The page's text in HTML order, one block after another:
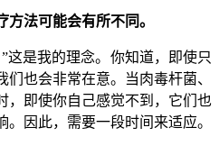
法可能会有所不同。
这是我的理念。你知道，即使只
也会非常在意。当肉毒杆菌、
，即使你自己感觉不到，它们也
因此，需要一段时间来适应。